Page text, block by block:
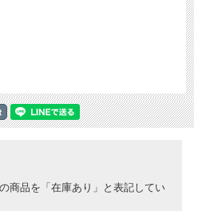
商品を「在庫あり」と表記してい